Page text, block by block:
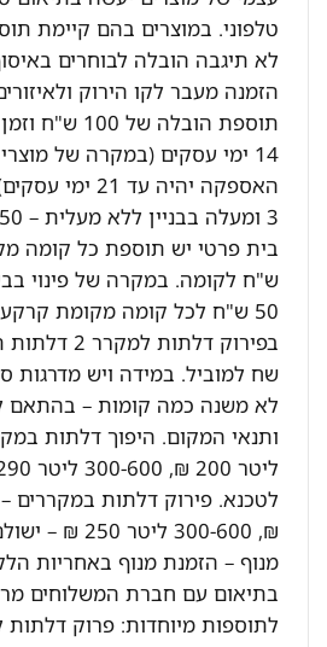
טלפוני. במוצרים בהם קיימת
לא תיגבה הובלה לבוחרים
הזמנה מעבר לקו הירוק
תוספת הובלה של
14 ימי עסקים (במקרה של מוצרי
האספקה יהיה עד 21
3
ש"ח לקומה. במקרה של פינוי
50 ש"ח לכל קומה מקומת קרקע.
שח למוביל. במידה ויש מדרגות
לא משנה כמה קומות – בהתאם
₪, 300-600 ליטר
מנוף – הזמנת מנוף באחריות
בתיאום עם חברת המשלוחים